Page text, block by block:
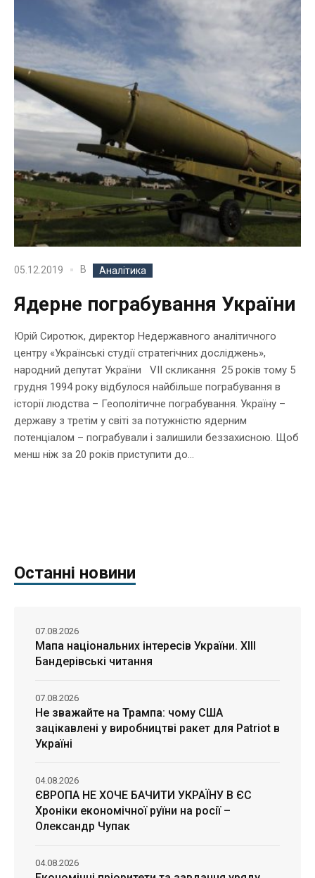
05.12.2019 В Аналітика
Ядерне пограбування України
Юрій Сиротюк, директор Недержавного аналітичного
центру «Українські студії стратегічних досліджень»,
народний депутат України VII скликання 25 років тому 5
грудня 1994 року відбулося найбільше пограбування в
історії людства – Геополітичне пограбування. Україну –
державу з третім у світі за потужністю ядерним
потенціалом – пограбували і залишили беззахисною. Щоб
менш ніж за 20 років приступити до...
Останні новини
Мапа національних інтересів України. ХІІІ
Бандерівські читання
07.08.2026
Не зважайте на Трампа: чому США
зацікавлені у виробництві ракет для Patriot в
Україні
07.08.2026
ЄВРОПА НЕ ХОЧЕ БАЧИТИ УКРАЇНУ В ЄС
Хроніки економічної руїни на росії –
Олександр Чупак
04.08.2026
04.08.2026